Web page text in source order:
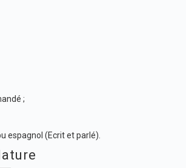
;
espagnol (Ecrit et parlé).